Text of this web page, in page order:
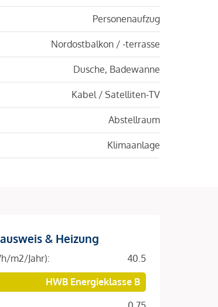
Personenaufzug
Nordostbalkon / -terrasse
Dusche, Badewanne
Kabel / Satelliten-TV
Abstellraum
Klimaanlage
& Heizung
m2/Jahr):
40.5
HWB Energieklasse B